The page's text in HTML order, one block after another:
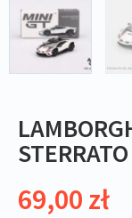
69,00 zł